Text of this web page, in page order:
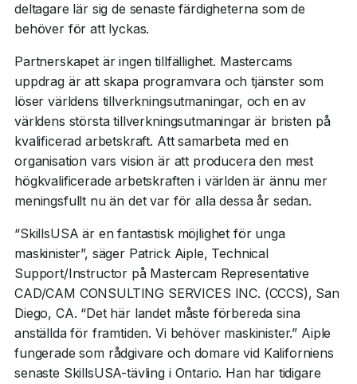
deltagare lär sig de senaste färdigheterna som de
behöver för att lyckas.
Partnerskapet är ingen tillfällighet. Mastercams
uppdrag är att skapa programvara och tjänster som
löser världens tillverkningsutmaningar, och en av
världens största tillverkningsutmaningar är bristen på
kvalificerad arbetskraft. Att samarbeta med en
organisation vars vision är att producera den mest
högkvalificerade arbetskraften i världen är ännu mer
meningsfullt nu än det var för alla dessa år sedan.
“SkillsUSA är en fantastisk möjlighet för unga
maskinister”, säger Patrick Aiple, Technical
Support/Instructor på Mastercam Representative
CAD/CAM CONSULTING SERVICES INC. (CCCS), San
Diego, CA. “Det här landet måste förbereda sina
anställda för framtiden. Vi behöver maskinister.” Aiple
fungerade som rådgivare och domare vid Kaliforniens
senaste SkillsUSA-tävling i Ontario. Han har tidigare